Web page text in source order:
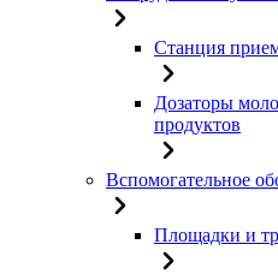
Станция
Дозаторы
продуктов
Вспомогательное
Площадки и